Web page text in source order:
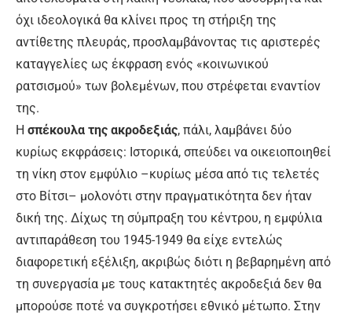
όχι ιδεολογικά θα κλίνει προς τη στήριξη της
αντίθετης πλευράς, προσλαμβάνοντας τις αριστερές
καταγγελίες ως έκφραση ενός «κοινωνικού
ρατσισμού» των βολεμένων, που στρέφεται εναντίον
της.
Η σπέκουλα της ακροδεξιάς, πάλι, λαμβάνει δύο
κυρίως εκφράσεις: Ιστορικά, σπεύδει να οικειοποιηθεί
τη νίκη στον εμφύλιο –κυρίως μέσα από τις τελετές
στο Βίτσι– μολονότι στην πραγματικότητα δεν ήταν
δική της. Δίχως τη σύμπραξη του κέντρου, η εμφύλια
αντιπαράθεση του 1945-1949 θα είχε εντελώς
διαφορετική εξέλιξη, ακριβώς διότι η βεβαρημένη από
τη συνεργασία με τους κατακτητές ακροδεξιά δεν θα
μπορούσε ποτέ να συγκροτήσει εθνικό μέτωπο. Στην